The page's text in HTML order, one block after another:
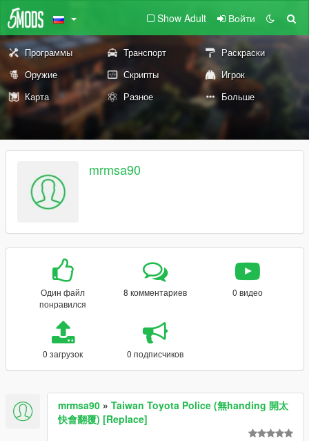
Show Adult Войти
Программы Транспорт
Раскраски
Оружие
Скрипты
Игрок
Карта
Разное Больше
mrmsa90
Один файл
понравился
8 комментариев 0 видео
0 загрузок 0 подписчиков
mrmsa90 » Taiwan Toyota Police (無handing 開太
快會翻覆) [Replace]